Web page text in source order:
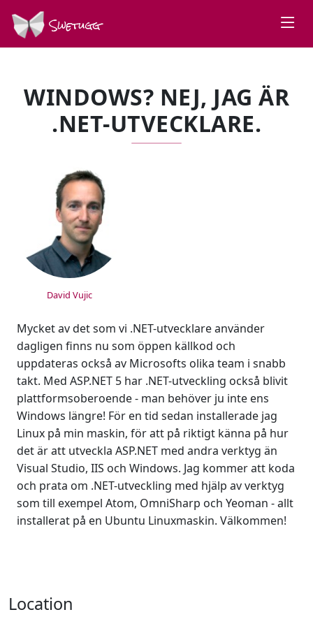
Swetugg
WINDOWS? NEJ, JAG ÄR
.NET-UTVECKLARE.
SPEAKERS
David Vujic
Mycket av det som vi .NET-utvecklare använder
dagligen finns nu som öppen källkod och
uppdateras också av Microsofts olika team i snabb
takt. Med ASP.NET 5 har .NET-utveckling också blivit
plattformsoberoende - man behöver ju inte ens
Windows längre! För en tid sedan installerade jag
Linux på min maskin, för att på riktigt känna på hur
det är att utveckla ASP.NET med andra verktyg än
Visual Studio, IIS och Windows. Jag kommer att koda
och prata om .NET-utveckling med hjälp av verktyg
som till exempel Atom, OmniSharp och Yeoman - allt
installerat på en Ubuntu Linuxmaskin. Välkommen!
Location